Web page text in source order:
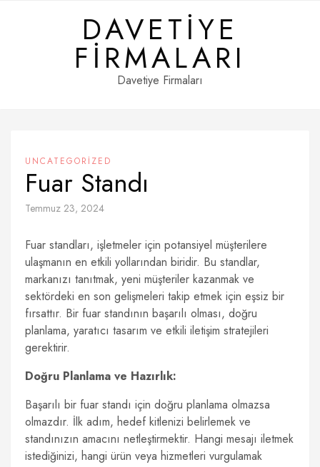
DAVETIYE
FIRMALARI
Davetiye Firmaları
UNCATEGORIZED
Fuar Standı
Temmuz 23, 2024
Fuar standları, işletmeler için potansiyel müşterilere
ulaşmanın en etkili yollarından biridir. Bu standlar,
markanızı tanıtmak, yeni müşteriler kazanmak ve
sektördeki en son gelişmeleri takip etmek için eşsiz bir
fırsattır. Bir fuar standının başarılı olması, doğru
planlama, yaratıcı tasarım ve etkili iletişim stratejileri
gerektirir.
Doğru Planlama ve Hazırlık:
Başarılı bir fuar standı için doğru planlama olmazsa
olmazdır. İlk adım, hedef kitlenizi belirlemek ve
standınızın amacını netleştirmektir. Hangi mesajı iletmek
istediğinizi, hangi ürün veya hizmetleri vurgulamak